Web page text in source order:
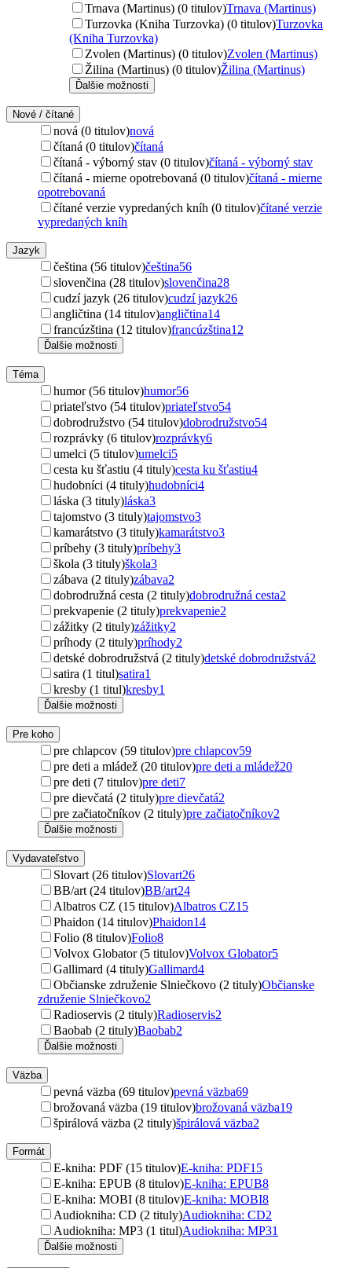
Trnava (Martinus) (0 titulov)Trnava (Martinus)
Turzovka (Kniha Turzovka) (0 titulov)Turzovka
(Kniha Turzovka)
Zvolen (Martinus) (0 titulov)Zvolen (Martinus)
Žilina (Martinus) (0 titulov)Žilina (Martinus)
Ďalšie možnosti
Nové / čítané
nová (0 titulov)nová
čítaná (0 titulov)čítaná
čítaná - výborný stav (0 titulov)čítaná - výborný stav
čítaná - mierne opotrebovaná (0 titulov)čítaná - mierne
opotrebovaná
čítané verzie vypredaných kníh (0 titulov)čítané verzie
vypredaných kníh
Jazyk
čeština (56 titulov)čeština56
slovenčina (28 titulov)slovenčina28
cudzí jazyk (26 titulov)cudzí jazyk26
angličtina (14 titulov)angličtina14
francúzština (12 titulov)francúzština12
Ďalšie možnosti
Téma
humor (56 titulov)humor56
priateľstvo (54 titulov)priateľstvo54
dobrodružstvo (54 titulov)dobrodružstvo54
rozprávky (6 titulov)rozprávky6
umelci (5 titulov)umelci5
cesta ku šťastiu (4 tituly)cesta ku šťastiu4
hudobníci (4 tituly)hudobníci4
láska (3 tituly)láska3
tajomstvo (3 tituly)tajomstvo3
kamarátstvo (3 tituly)kamarátstvo3
príbehy (3 tituly)príbehy3
škola (3 tituly)škola3
zábava (2 tituly)zábava2
dobrodružná cesta (2 tituly)dobrodružná cesta2
prekvapenie (2 tituly)prekvapenie2
zážitky (2 tituly)zážitky2
príhody (2 tituly)príhody2
detské dobrodružstvá (2 tituly)detské dobrodružstvá2
satira (1 titul)satira1
kresby (1 titul)kresby1
Ďalšie možnosti
Pre koho
pre chlapcov (59 titulov)pre chlapcov59
pre deti a mládež (20 titulov)pre deti a mládež20
pre deti (7 titulov)pre deti7
pre dievčatá (2 tituly)pre dievčatá2
pre začiatočníkov (2 tituly)pre začiatočníkov2
Ďalšie možnosti
Vydavateľstvo
Slovart (26 titulov)Slovart26
BB/art (24 titulov)BB/art24
Albatros CZ (15 titulov)Albatros CZ15
Phaidon (14 titulov)Phaidon14
Folio (8 titulov)Folio8
Volvox Globator (5 titulov)Volvox Globator5
Gallimard (4 tituly)Gallimard4
Občianske združenie Slniečkovo (2 tituly)Občianske
združenie Slniečkovo2
Radioservis (2 tituly)Radioservis2
Baobab (2 tituly)Baobab2
Ďalšie možnosti
Väzba
pevná väzba (69 titulov)pevná väzba69
brožovaná väzba (19 titulov)brožovaná väzba19
špirálová väzba (2 tituly)špirálová väzba2
Formát
E-kniha: PDF (15 titulov)E-kniha: PDF15
E-kniha: EPUB (8 titulov)E-kniha: EPUB8
E-kniha: MOBI (8 titulov)E-kniha: MOBI8
Audiokniha: CD (2 tituly)Audiokniha: CD2
Audiokniha: MP3 (1 titul)Audiokniha: MP31
Ďalšie možnosti